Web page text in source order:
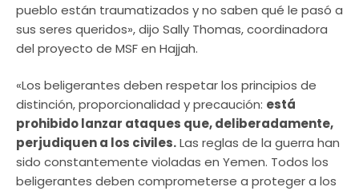
pueblo están traumatizados y no saben qué le pasó a
sus seres queridos», dijo Sally Thomas, coordinadora
del proyecto de MSF en Hajjah.
«Los beligerantes deben respetar los principios de
distinción, proporcionalidad y precaución: está
prohibido lanzar ataques que, deliberadamente,
perjudiquen a los civiles.Las reglas de la guerra han
sido constantemente violadas en Yemen. Todos los
beligerantes deben comprometerse a proteger a los